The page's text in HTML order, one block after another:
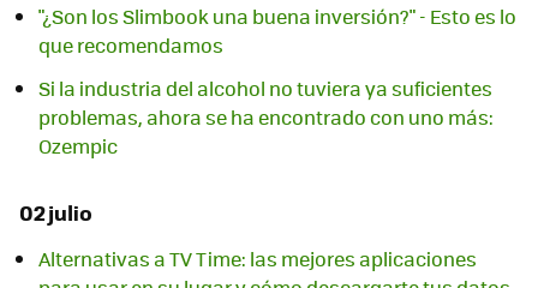
"¿Son los Slimbook una buena inversión?" - Esto es lo
que recomendamos
Si la industria del alcohol no tuviera ya suficientes
problemas, ahora se ha encontrado con uno más:
Ozempic
02 julio
Alternativas a TV Time: las mejores aplicaciones